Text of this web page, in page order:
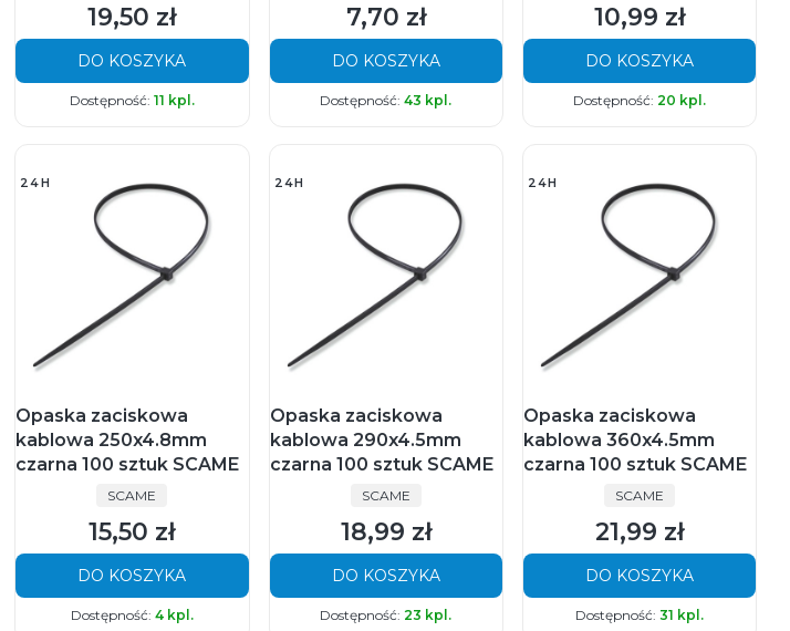
Cena
19,50 zł
DO KOSZYKA
Dostępność: 11 kpl.
Cena
7,70 zł
DO KOSZYKA
Dostępność:43 kpl.
Cena
10,99 zł
DO KOSZYKA
Dostępność: 20 kpl.
24H
Opaska zaciskowa
kablowa 250x4.8mm
czarna 100 sztuk SCAME
PRODUCENT
SCAME
Cena
15,50 zł
DO KOSZYKA
Dostępność: 4 kpl.
24H
Opaska zaciskowa
kablowa 290x4.5mm
czarna 100 sztuk SCAME
PRODUCENT
SCAME
Cena
18,99 zł
DO KOSZYKA
Dostępność: 23 kpl.
24H
Opaska zaciskowa
kablowa 360x4.5mm
czarna 100 sztuk SCAME
PRODUCENT
SCAME
Cena
21,99 zł
DO KOSZYKA
Dostępność: 31 kpl.